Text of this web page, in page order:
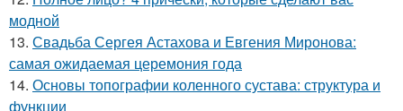
модной
13. Свадьба Сергея Астахова и Евгения Миронова:
самая ожидаемая церемония года
14. Основы топографии коленного сустава: структура и
функции